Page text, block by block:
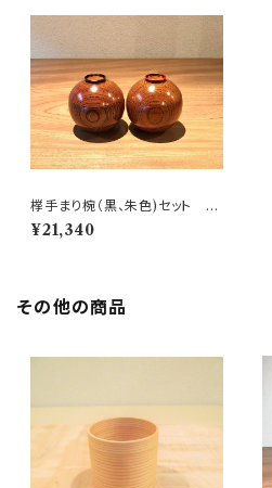
﨔手まり椀（黒、朱色)セット ご
贈答用お箱付き
¥21,340
その他の商品